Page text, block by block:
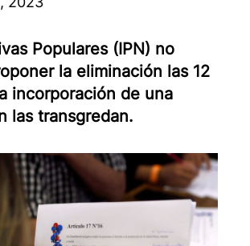
Populares (IPN) no
la eliminación las 12
incorporación de una
las transgredan.